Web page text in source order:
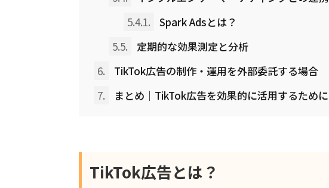
5.4.1.
Spark Adsとは？
5.5.
定期的な効果測定と分析
6.
TikTok広告の制作・運用を外部委託する場合
7.
まとめ｜TikTok広告を効果的に活用するために
TikTok広告とは？